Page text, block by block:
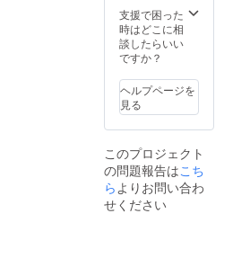
支援で困った
時はどこに相
談したらいい
ですか？
ヘルプページを
見る
このプロジェクト
の問題報告はこち
らよりお問い合わ
せください